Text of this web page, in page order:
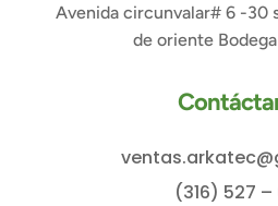
Avenida circunvalar# 6 -30
de oriente
(316) 527 –